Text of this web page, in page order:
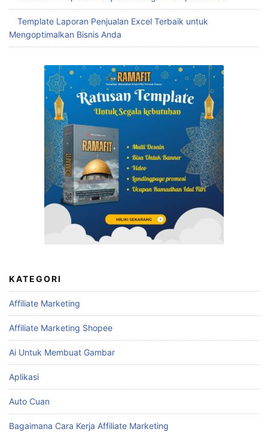
Template Laporan Penjualan Excel Terbaik untuk
Mengoptimalkan Bisnis Anda
KATEGORI
Affiliate Marketing
Affiliate Marketing Shopee
Ai Untuk Membuat Gambar
Aplikasi
Auto Cuan
Bagaimana Cara Kerja Affiliate Marketing